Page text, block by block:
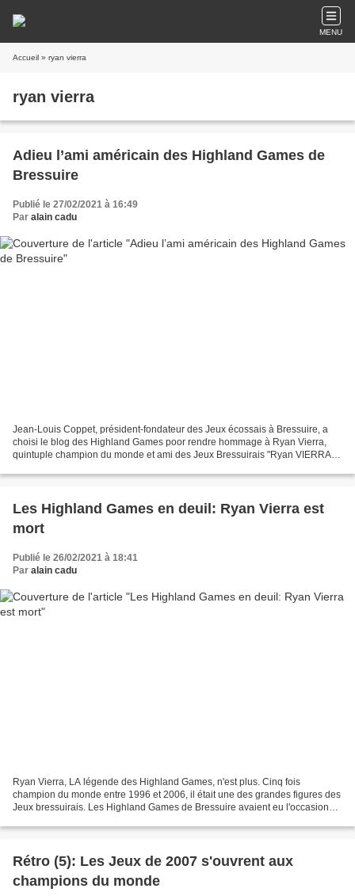
MENU
Accueil » ryan vierra
ryan vierra
Adieu l’ami américain des Highland Games de
Bressuire
Publié le 27/02/2021 à 16:49
Par alain cadu
Jean-Louis Coppet, président-fondateur des Jeux écossais à Bressuire, a
choisi le blog des Highland Games poor rendre hommage à Ryan Vierra,
quintuple champion du monde et ami des Jeux Bressuirais "Ryan VIERRA,
Les Highland Games en deuil: Ryan Vierra est
mort
Publié le 26/02/2021 à 18:41
Par alain cadu
Ryan Vierra, LA légende des Highland Games, n'est plus. Cinq fois
champion du monde entre 1996 et 2006, il était une des grandes figures des
Jeux bressuirais. Les Highland Games de Bressuire avaient eu l'occasion
Rétro (5): Les Jeux de 2007 s'ouvrent aux
champions du monde